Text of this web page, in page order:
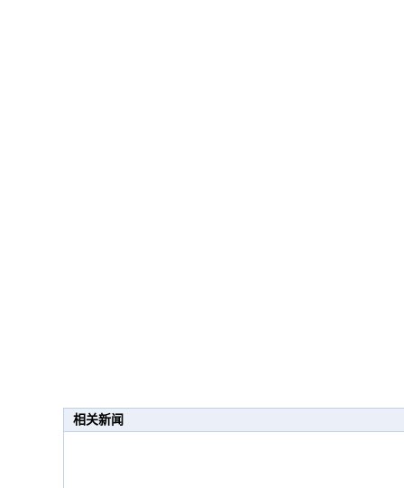
相关新闻